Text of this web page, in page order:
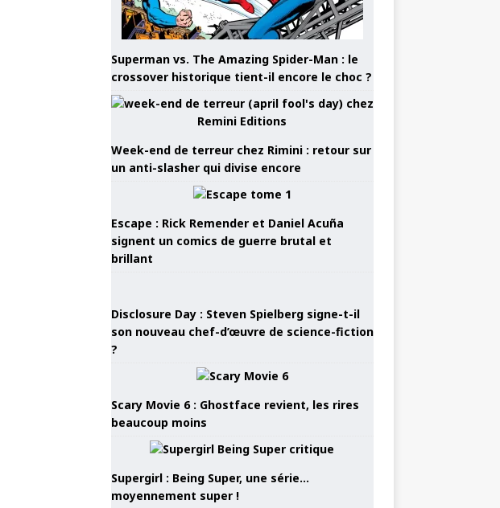
Superman vs. The Amazing Spider-Man : le
crossover historique tient-il encore le choc ?
Week-end de terreur chez Rimini : retour sur
un anti-slasher qui divise encore
Escape : Rick Remender et Daniel Acuña
signent un comics de guerre brutal et
brillant
Disclosure Day : Steven Spielberg signe-t-il
son nouveau chef-d’œuvre de science-fiction
?
Scary Movie 6 : Ghostface revient, les rires
beaucoup moins
Supergirl : Being Super, une série…
moyennement super !